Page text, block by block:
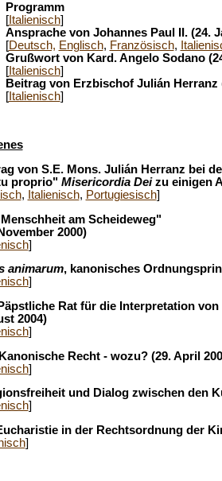
Programm
[Italienisch]
Ansprache von Johannes Paul II. (24.
[Deutsch, Englisch, Französisch,
Grußwort von Kard. Angelo Sodano
[Italienisch]
Beitrag von Erzbischof Julián Herranz
[Italienisch]
von S.E. Mons. Julián Herranz bei
proprio" Misericordia Deizu einigen
, Italienisch, Portugiesisch]
am Scheideweg"
2000)
]
animarum, kanonisches
]
Rat für die Interpretation
2004)
]
Recht - wozu? (29. April
]
und Dialog zwischen den
]
in der Rechtsordnung der
]